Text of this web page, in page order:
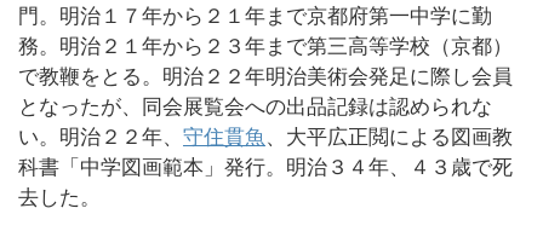
門。明治１７年から２１年まで京都府第一中学に勤
務。明治２１年から２３年まで第三高等学校（京都）
で教鞭をとる。明治２２年明治美術会発足に際し会員
となったが、同会展覧会への出品記録は認められな
い。明治２２年、 守住貫魚 、大平広正閲による図画教
科書「中学図画範本」発行。明治３４年、４３歳で死
去した。